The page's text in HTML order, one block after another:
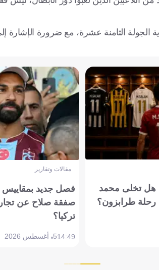
الثامنة عشرة، مع ضرورة الإشارة
هل تخلى محمد
طرابزون؟
مقالات وتقارير
فصل جديد بمقاييس
صفقة صلاح عن
تركيا؟
14:495 أغسطس 2026